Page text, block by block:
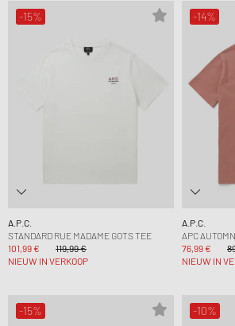
-15%
A.P.C.
STANDARD RUE MADAME GOTS TEE
101,99 €
119,99 €
NIEUW IN VERKOOP
-14%
A.P.C.
APC
76,99 €
NIEUW IN
-15% -10%